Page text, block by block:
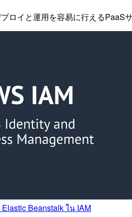
ロイと運用を容易に行えるPaaS
Beanstalk ใน IAM